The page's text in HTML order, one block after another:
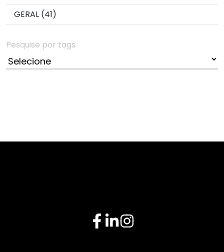
GERAL (41)
Pesquise por tags